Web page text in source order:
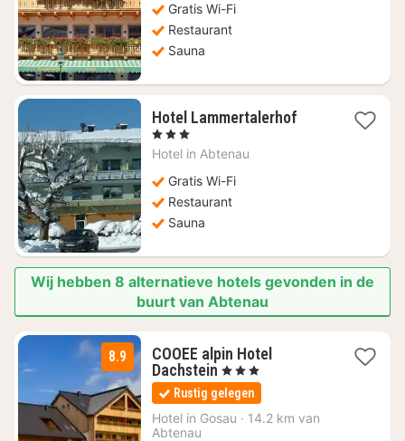
Gratis Wi-Fi
Restaurant
Sauna
Hotel Lammertalerhof1
, 3 Sterren
Hotel in Abtenau
Gratis Wi-Fi
Restaurant
Sauna
Wij hebben 8 alternatieve hotels gevonden in de
buurt van Abtenau
8.9
COOEE alpin Hotel
Dachstein 1
nacht
vanaf
€
, 3 Sterren
Rustig gelegen
Hotel in Gosau · 14.2 km van
Abtenau